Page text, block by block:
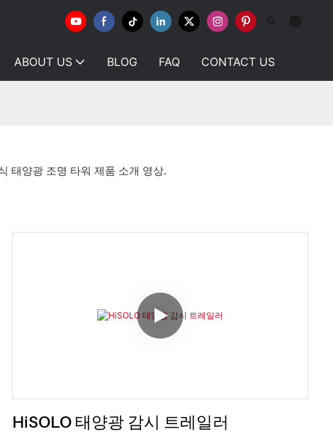
ABOUT US BLOG FAQ CONTACT US
태양광 조명 타워 제품 소개 영상.
HiSOLO 태양광 감시 트레일러